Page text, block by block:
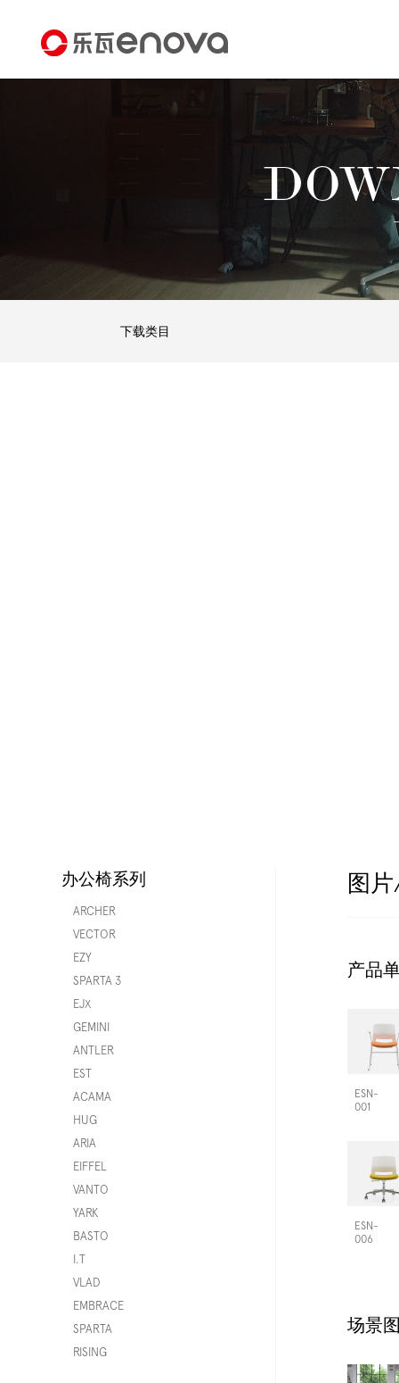
下载类目
办公椅系列
ARCHER
VECTOR
EZY
SPARTA 3
EJX
GEMINI
ANTLER
EST
ACAMA
HUG
ARIA
EIFFEL
VANTO
YARK
BASTO
I.T
VLAD
EMBRACE
SPARTA
RISING
图
产品
ESN-
001
ESN-
006
场景